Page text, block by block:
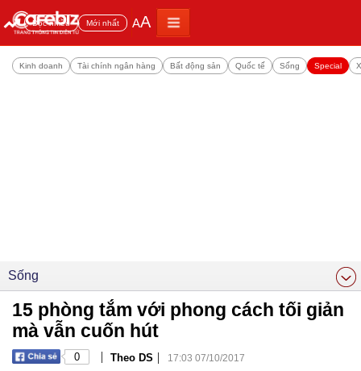
Đọc nhiều Mới nhất AA
Kinh doanh Tài chính ngân hàng Bất động sản Quốc tế Sống Special
Sống
15 phòng tắm với phong cách tối giản
mà vẫn cuốn hút
0 | Theo DS | 17:03 07/10/2017